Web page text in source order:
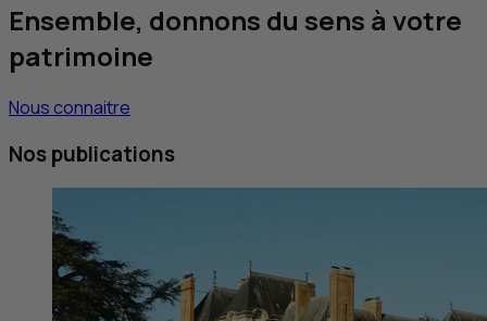
Ensemble, donnons du sens à votre
patrimoine
Nous connaitre
Nos publications